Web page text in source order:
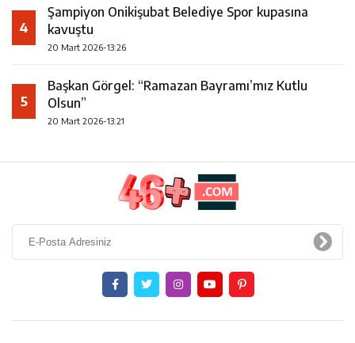
4
Şampiyon Onikişubat Belediye Spor kupasına
kavuştu
20 Mart 2026-13:26
5
Başkan Görgel: “Ramazan Bayramı’mız Kutlu
Olsun”
20 Mart 2026-13:21